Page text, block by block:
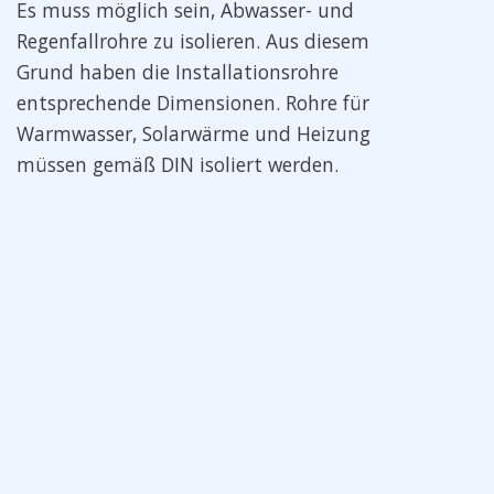
Es muss möglich sein, Abwasser- und
Regenfallrohre zu isolieren. Aus diesem
Grund haben die Installationsrohre
entsprechende Dimensionen. Rohre für
Warmwasser, Solarwärme und Heizung
müssen gemäß DIN isoliert werden.